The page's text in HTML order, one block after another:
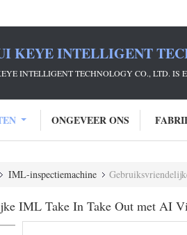
KEYE INTELLIGENT
INTELLIGENT TECHNOLOGY CO., LTD. IS
ONGEVEER ONS
IML-inspectiemachine
IML Take In Take Out met AI